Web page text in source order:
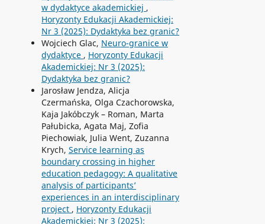
w dydaktyce akademickiej ,
Horyzonty Edukacji Akademickiej:
Nr 3 (2025): Dydaktyka bez granic?
Wojciech Glac, Neuro-granice w
dydaktyce , Horyzonty Edukacji
Akademickiej: Nr 3 (2025):
Dydaktyka bez granic?
Jarosław Jendza, Alicja
Czermańska, Olga Czachorowska,
Kaja Jakóbczyk – Roman, Marta
Pałubicka, Agata Maj, Zofia
Piechowiak, Julia Went, Zuzanna
Krych, Service learning as
boundary crossing in higher
education pedagogy: A qualitative
analysis of participants’
experiences in an interdisciplinary
project , Horyzonty Edukacji
Akademickiej: Nr 3 (2025):